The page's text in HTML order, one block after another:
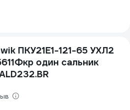
ПКУ21Е1-121-65 УХЛ2
один сальник